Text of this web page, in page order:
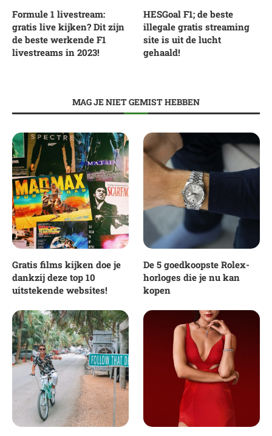
Formule 1 livestream:
gratis live kijken? Dit zijn
de beste werkende F1
livestreams in 2023!
HESGoal F1; de beste
illegale gratis streaming
site is uit de lucht
gehaald!
MAG JE NIET GEMIST HEBBEN
Gratis films kijken doe je
dankzij deze top 10
uitstekende websites!
De 5 goedkoopste Rolex-
horloges die je nu kan
kopen